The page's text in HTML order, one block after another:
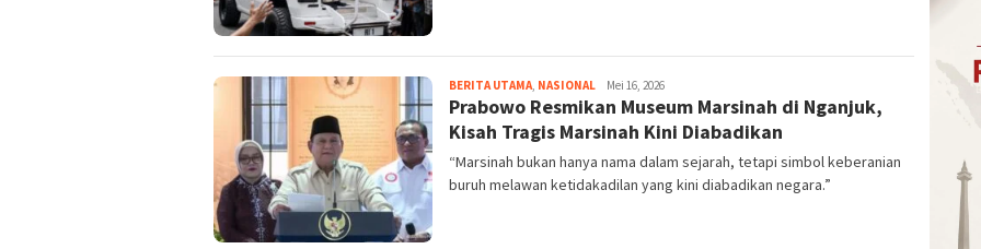
BERITA UTAMA NASIONAL Redaksi
Mei 16, 2026
Prabowo Resmikan Museum Marsinah di Nganjuk,
Kisah Tragis Marsinah Kini Diabadikan
“Marsinah bukan hanya nama dalam sejarah, tetapi simbol keberanian
buruh melawan ketidakadilan yang kini diabadikan negara.”